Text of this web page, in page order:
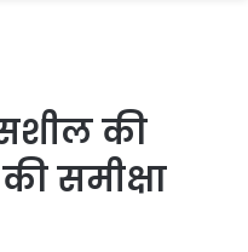
की
समीक्षा